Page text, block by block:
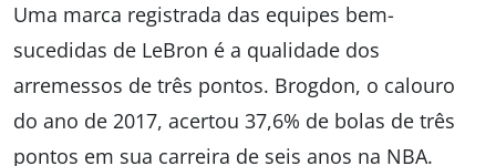
Uma marca registrada das equipes bem-
sucedidas de LeBron é a qualidade dos
arremessos de três pontos. Brogdon, o calouro
do ano de 2017, acertou 37,6% de bolas de três
pontos em sua carreira de seis anos na NBA.